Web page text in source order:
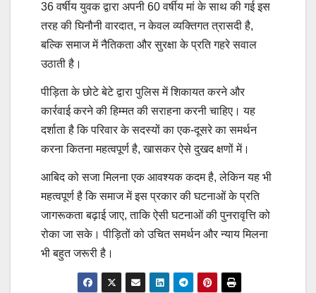
36 वर्षीय युवक द्वारा अपनी 60 वर्षीय मां के साथ की गई इस
तरह की घिनौनी वारदात, न केवल व्यक्तिगत त्रासदी है,
बल्कि समाज में नैतिकता और सुरक्षा के प्रति गहरे सवाल
उठाती है।
पीड़िता के छोटे बेटे द्वारा पुलिस में शिकायत करने और
कार्रवाई करने की हिम्मत की सराहना करनी चाहिए। यह
दर्शाता है कि परिवार के सदस्यों का एक-दूसरे का समर्थन
करना कितना महत्वपूर्ण है, खासकर ऐसे दुखद क्षणों में।
आबिद को सजा मिलना एक आवश्यक कदम है, लेकिन यह भी
महत्वपूर्ण है कि समाज में इस प्रकार की घटनाओं के प्रति
जागरूकता बढ़ाई जाए, ताकि ऐसी घटनाओं की पुनरावृत्ति को
रोका जा सके। पीड़ितों को उचित समर्थन और न्याय मिलना
भी बहुत जरूरी है।